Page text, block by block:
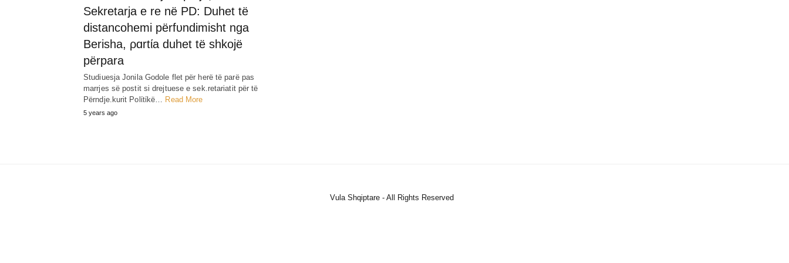
Sekretarja e re në PD: Duhet të
distancohemi përfυndimisht nga
Berisha, ρɑrtίa duhet të shkojë
përpara
Studiuesja Jonila Godole flet për herë të parë pas
marrjes së postit si drejtuese e sek.retariatit për të
Përndje.kurit Polίtίkë… Read More
5 years ago
Vula Shqiptare - All Rights Reserved